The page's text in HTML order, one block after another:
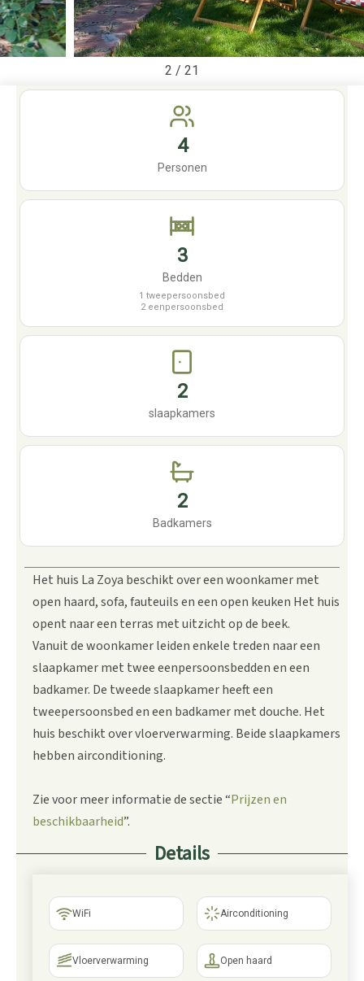
2 / 21
4
Personen
3
Bedden
1 tweepersoonsbed
2 eenpersoonsbed
2
slaapkamers
2
Badkamers
Het huis La Zoya beschikt over een woonkamer met
open haard, sofa, fauteuils en een open keuken Het huis
opent naar een terras met uitzicht op de beek.
Vanuit de woonkamer leiden enkele treden naar een
slaapkamer met twee eenpersoonsbedden en een
badkamer. De tweede slaapkamer heeft een
tweepersoonsbed en een badkamer met douche. Het
huis beschikt over vloerverwarming. Beide slaapkamers
hebben airconditioning.
Zie voor meer informatie de sectie “Prijzen en
beschikbaarheid”.
Details
WiFi Airconditioning
Vloerverwarming Open haard